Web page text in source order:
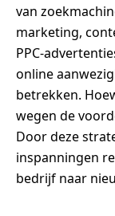
van
marketing,
PPC-
online
betrekken.
wegen de
Door deze
inspanningen
bedrijf naar